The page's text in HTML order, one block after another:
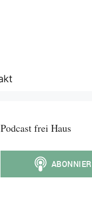
Podcast frei Haus